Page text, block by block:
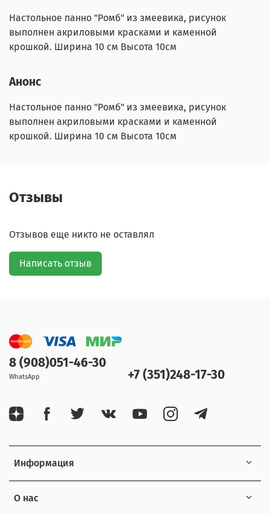
Настольное панно "Ромб" из змеевика, рисунок
выполнен акриловыми красками и каменной
крошкой. Ширина 10 см Высота 10см
Анонс
Настольное панно "Ромб" из змеевика, рисунок
выполнен акриловыми красками и каменной
крошкой. Ширина 10 см Высота 10см
Отзывы
Отзывов еще никто не оставлял
Написать отзыв
Информация
О нас
8 (908)051-46-30
WhatsApp +7 (351)248-17-30